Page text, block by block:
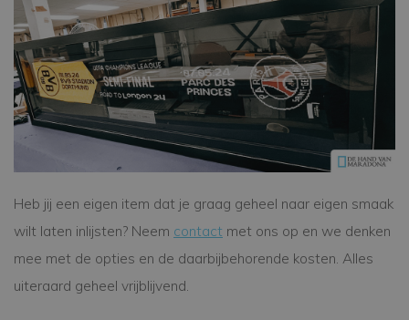
Heb jij een eigen item dat je graag geheel naar eigen smaak
wilt laten inlijsten? Neem contact met ons op en we denken
mee met de opties en de daarbijbehorende kosten. Alles
uiteraard geheel vrijblijvend.